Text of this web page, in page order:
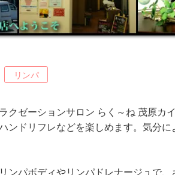
リンパ
クゼーションサロン らく～ね 茂原カ
ンドリフレなどを楽しめます。気分
ンパボディやリンパドレナージュで